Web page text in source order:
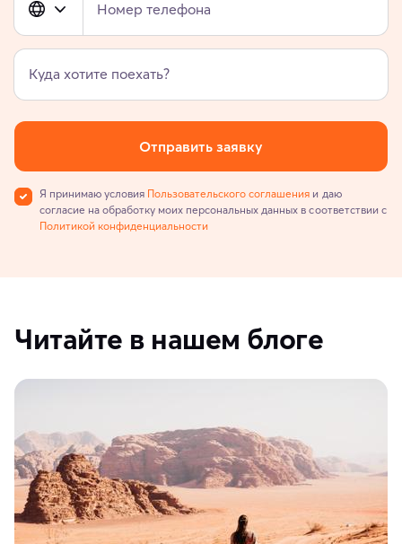
Номер телефона
Куда хотите поехать?
Отправить заявку
Я принимаю условия Пользовательского соглашения и даю
согласие на обработку моих персональных данных в соответствии с
Политикой конфиденциальности
Читайте в нашем блоге